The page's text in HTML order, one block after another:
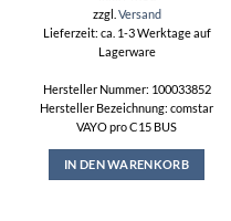
zzgl. Versand
Lieferzeit: ca. 1-3 Werktage auf
Lagerware
Hersteller Nummer: 100033852
Hersteller Bezeichnung: comstar
VAYO pro C15 BUS
IN DEN WARENKORB